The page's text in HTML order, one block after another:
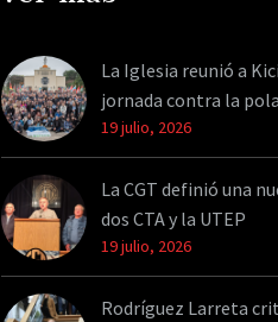
La Iglesia reunió a
jornada contra la
19 julio, 2026
La CGT definió una
dos CTA y la UTEP
19 julio, 2026
Rodríguez Larreta